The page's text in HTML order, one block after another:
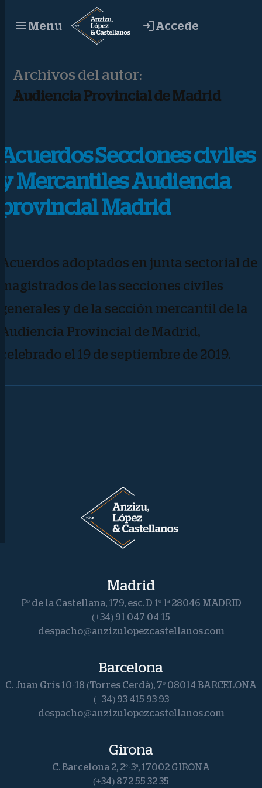
Menu Accede
Archivos del autor:
Audiencia Provincial de Madrid
Acuerdos Secciones civiles
y Mercantiles Audiencia
provincial Madrid
Acuerdos adoptados en junta sectorial de
magistrados de las secciones civiles
generales y de la sección mercantil de la
Audiencia Provincial de Madrid,
celebrado el 19 de septiembre de 2019.
Madrid
Pº de la Castellana, 179, esc. D 1º 1ª 28046 MADRID
(+34) 91 047 04 15
despacho@anzizulopezcastellanos.com
Barcelona
C. Juan Gris 10-18 (Torres Cerdà), 7º 08014 BARCELONA
(+34) 93 415 93 93
despacho@anzizulopezcastellanos.com
Girona
C. Barcelona 2, 2º-3ª, 17002 GIRONA
(+34) 872 55 32 35